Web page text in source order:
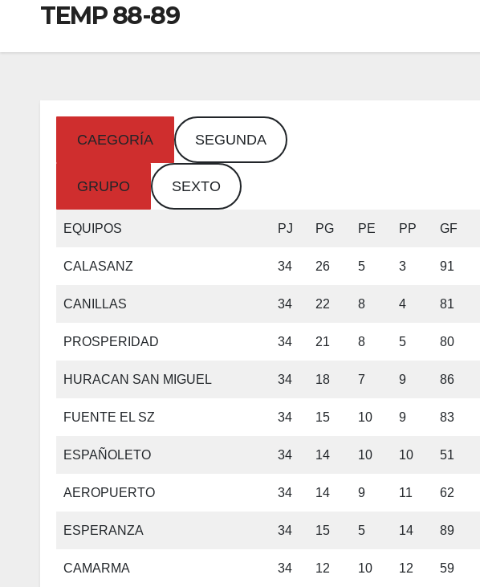
TEMP 88-89
CAEGORÍA SEGUNDA
GRUPO SEXTO
EQUIPOS PJ PG PE PP GF
CALASANZ 34 26 5 3 91
CANILLAS 34 22 8 4 81
PROSPERIDAD 34 21 8 5 80
HURACAN SAN MIGUEL 34 18 7 9 86
FUENTE EL SZ 34 15 10 9 83
ESPAÑOLETO 34 14 10 10 51
AEROPUERTO 34 14 9 11 62
ESPERANZA 34 15 5 14 89
CAMARMA 34 12 10 12 59